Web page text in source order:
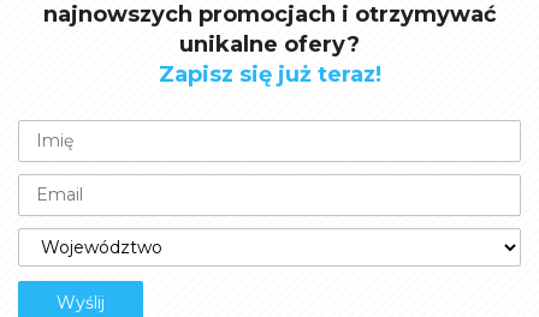
najnowszych promocjach i otrzymywać
unikalne ofery?
Zapisz się już teraz!